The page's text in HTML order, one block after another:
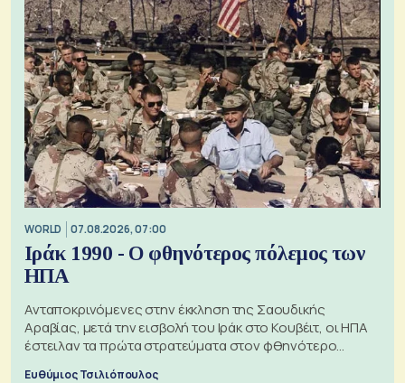
WORLD 07.08.2026, 07:00
Ιράκ 1990 - Ο φθηνότερος πόλεμος των
ΗΠΑ
Ανταποκρινόμενες στην έκκληση της Σαουδικής
Αραβίας, μετά την εισβολή του Ιράκ στο Κουβέιτ, οι ΗΠΑ
έστειλαν τα πρώτα στρατεύματα στον φθηνότερο
Ευθύμιος Τσιλιόπουλος